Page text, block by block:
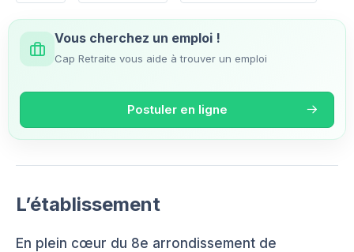
Vous cherchez un emploi !
Cap Retraite vous aide à trouver un emploi
Postuler en ligne
L’établissement
En plein cœur du 8e arrondissement de